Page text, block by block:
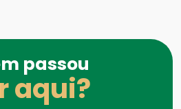
passou
aqui?